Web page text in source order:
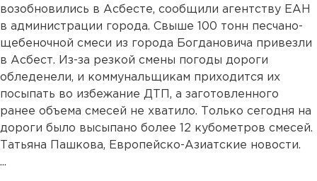
возобновились в Асбесте, сообщили агентству ЕАН
в администрации города. Свыше 100 тонн песчано-
щебеночной смеси из города Богдановича привезли
в Асбест. Из-за резкой смены погоды дороги
обледенели, и коммунальщикам приходится их
посыпать во избежание ДТП, а заготовленного
ранее объема смесей не хватило. Только сегодня на
дороги было высыпано более 12 кубометров смесей.
Татьяна Пашкова, Европейско-Азиатские новости.
...